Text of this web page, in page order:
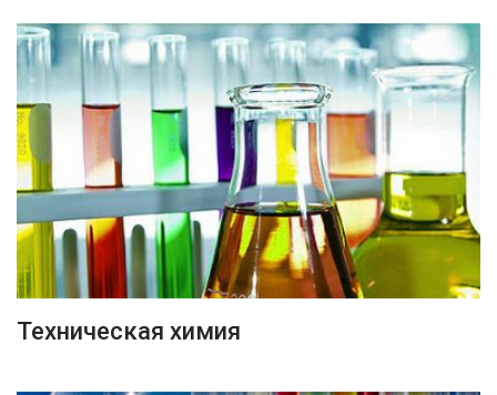
ПОДРОБНЕЕ
Техническая химия